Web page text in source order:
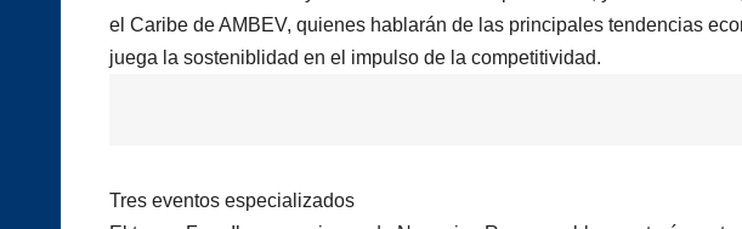
el Caribe de AMBEV, quienes hablarán de las principales tendencias
juega la sosteniblidad en el impulso de la competitividad.
Tres eventos especializados